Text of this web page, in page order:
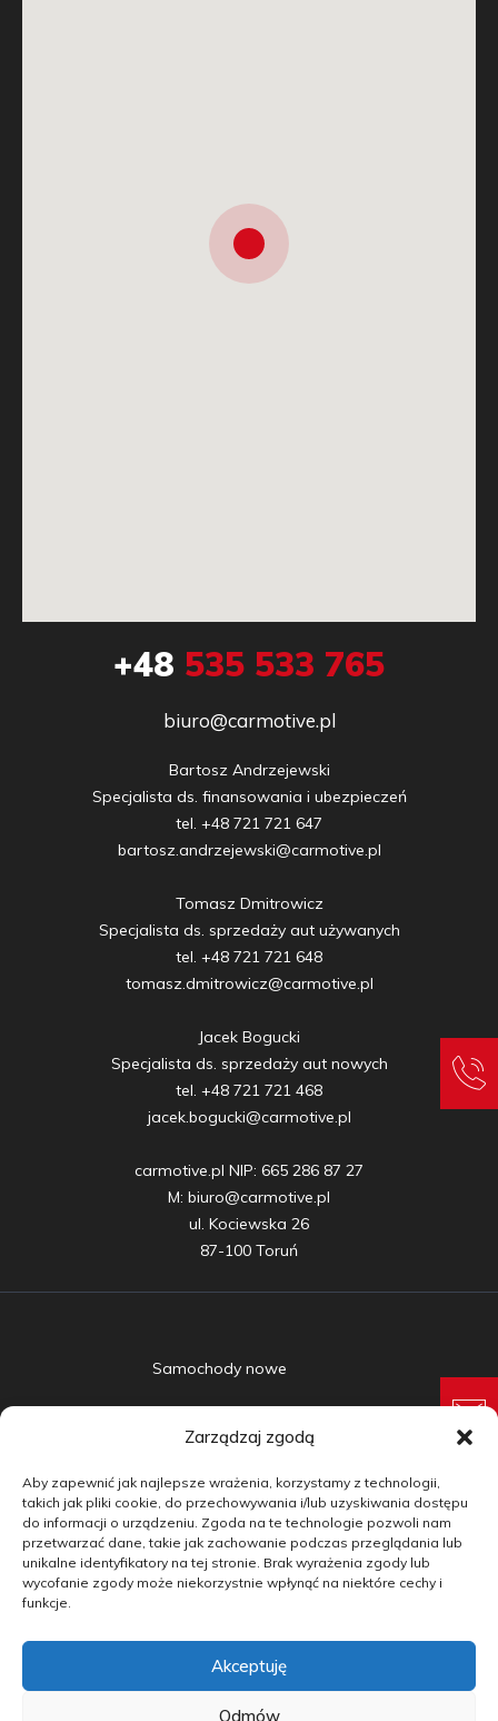
Zarządzaj zgodą
Aby zapewnić jak najlepsze wrażenia, korzystamy z technologii,
takich jak pliki cookie, do przechowywania i/lub uzyskiwania dostępu
do informacji o urządzeniu. Zgoda na te technologie pozwoli nam
przetwarzać dane, takie jak zachowanie podczas przeglądania lub
unikalne identyfikatory na tej stronie. Brak wyrażenia zgody lub
wycofanie zgody może niekorzystnie wpłynąć na niektóre cechy i
funkcje.
Akceptuję
Odmów
+48 535 533 765
biuro@carmotive.pl
Bartosz Andrzejewski
Specjalista ds. finansowania i ubezpieczeń
tel. +48 721 721 647
bartosz.andrzejewski@carmotive.pl
Tomasz Dmitrowicz
Specjalista ds. sprzedaży aut używanych
tel. +48 721 721 648
tomasz.dmitrowicz@carmotive.pl
Jacek Bogucki
Specjalista ds. sprzedaży aut nowych
tel. +48 721 721 468
jacek.bogucki@carmotive.pl
carmotive.pl NIP: 665 286 87 27
M: biuro@carmotive.pl
ul. Kociewska 26
87-100 Toruń
Samochody nowe
Samochody używane
Doradztwo
Finansowanie
Kontakt
copyright by carmotive.pl 2026©